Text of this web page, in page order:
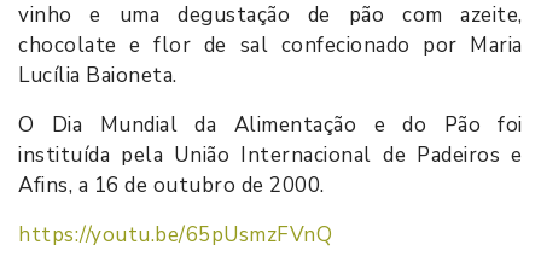
vinho e uma degustação de pão com azeite,
chocolate e flor de sal confecionado por Maria
Lucília Baioneta.
O Dia Mundial da Alimentação e do Pão foi
instituída pela União Internacional de Padeiros e
Afins, a 16 de outubro de 2000.
https://youtu.be/65pUsmzFVnQ